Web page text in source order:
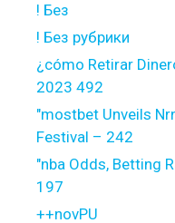
! Без
! Без рубрики
¿cómo Retirar
2023 492
"mostbet Unveils
Festival – 242
"nba Odds, Betting
197
++novPU